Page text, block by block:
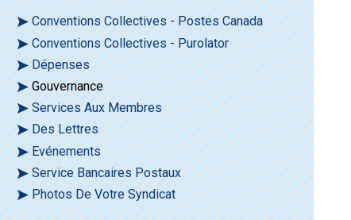
Conventions Collectives - Postes Canada
Conventions Collectives - Purolator
Dépenses
Gouvernance
Services Aux Membres
Des Lettres
Evénements
Service Bancaires Postaux
Photos De Votre Syndicat